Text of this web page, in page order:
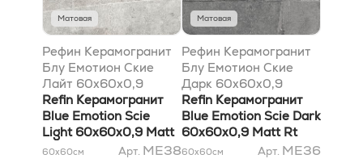
Матовая
Рефин Керамогранит
Блу Емотион Ские
Лайт 60x60x0,9
матовый Rt
Refin Керамогранит
Blue Emotion Scie
Light 60x60x0,9 Matt
Rt
60x60см Арт. ME38
Матовая
Рефин Керамогранит
Блу Емотион Ские
Дарк 60x60x0,9
матовый Rt
Refin Керамогранит
Blue Emotion Scie Dark
60x60x0,9 Matt Rt
60x60см Арт. ME36